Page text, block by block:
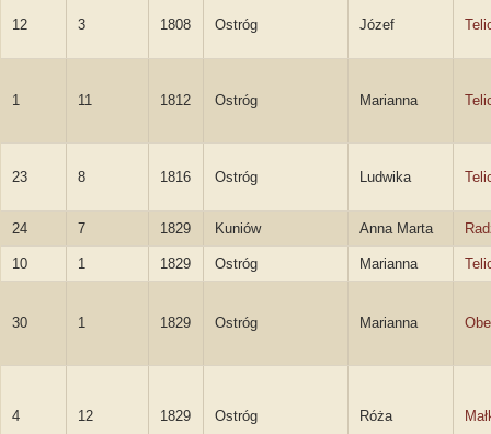
12 3 1808 Ostróg Józef
1 11 1812 Ostróg Marianna
23 8 1816 Ostróg Ludwika
24 7 1829 Kuniów Anna Marta
10 1 1829 Ostróg Marianna
30 1 1829 Ostróg Marianna
4 12 1829 Ostróg Róża